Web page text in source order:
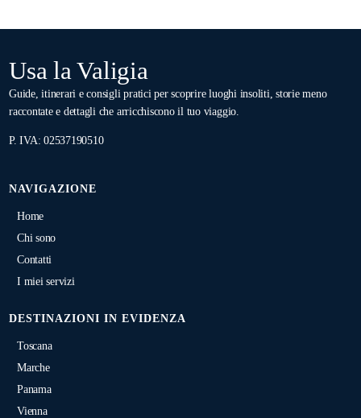
Usa la Valigia
Guide, itinerari e consigli pratici per scoprire luoghi insoliti, storie meno
raccontate e dettagli che arricchiscono il tuo viaggio.
P. IVA: 02537190510
NAVIGAZIONE
Home
Chi sono
Contatti
I miei servizi
DESTINAZIONI IN EVIDENZA
Toscana
Marche
Panama
Vienna